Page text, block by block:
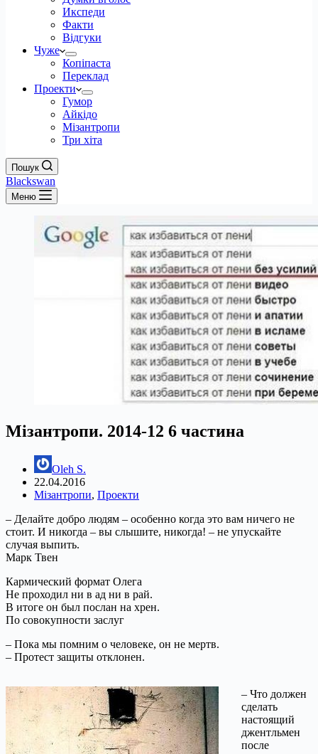
Икспеди
Факти
Відгуки
Чуже
Копіпаста
Переклад
Проекти
Гумор
Айкідо
Мізантропи
Три хіта
Пошук
Blackswan
Меню
Мізантропи. 2014-12 6 частина
Oleh S.
22.04.2016
Мізантропи, Проекти
– Делайте добро людям – особенно когда это вам ничего не
стоит. И никогда – вы слышите, никогда! – не упускайте
случая выпить.
Марк Твен
Кармический формат Олега
Не проходил ни в ад ни в рай.
В итоге он был послан на хрен.
По совокупности заслуг
– Пока мы помним о человеке, он не мертв.
– Протест защиты отклонен.
– Что должен
сделать
настоящий
джентльмен
после